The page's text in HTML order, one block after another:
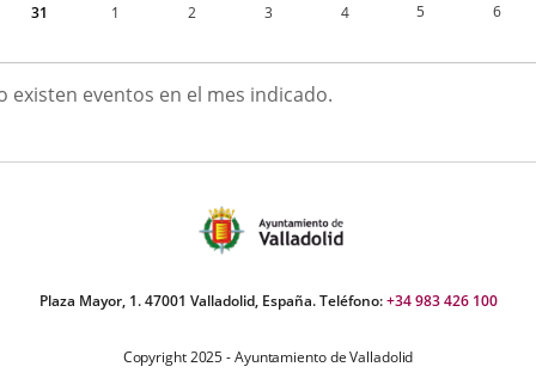
31 1 2 3 4 5 6
existen eventos en el mes indicado.
Plaza Mayor, 1. 47001 Valladolid, España. Teléfono:+34 983 426 100
Copyright 2025 - Ayuntamiento de Valladolid